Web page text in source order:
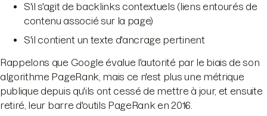
S'il s'agit de backlinks contextuels (liens entourés de
contenu associé sur la page)
S'il contient un texte d'ancrage pertinent
Rappelons que Google évalue l'autorité par le biais de son
algorithme PageRank, mais ce n'est plus une métrique
publique depuis qu'ils ont cessé de mettre à jour, et ensuite
retiré, leur barre d'outils PageRank en 2016.